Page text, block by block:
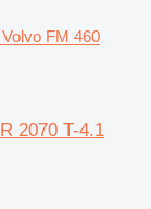
Volvo FM 460
2070 T-4.1